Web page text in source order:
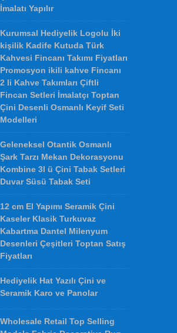
30cm Klasik Gözyaşı Çini
Kutulu Seramik Vazo Desenleri
Modelleri Fiyatları
Hediyelik Çini Karo ve Panolar
Osmanlı Saray Mimari
Dekorasyon Duvar Seramikleri
16. Yüzyıl El Yapımı İznik
Çinileri İstenilen Ebatlarda
Kurumsal Hediyelik Logolu İki
kişilik Kadife Kutuda Türk
Kahvesi Fincanı Takımı Fiyatları
2 li Kahve Takımları Çiftli
Fincan Setleri İmalatçı Toptan
Çini Desenli Osmanlı Keyif Seti
Modelleri
Şark Tarzı Mekan Dekorasyonu
Kombine 3l ü Çini Tabak Setleri
12 cm El Yapımı Seramik Çini